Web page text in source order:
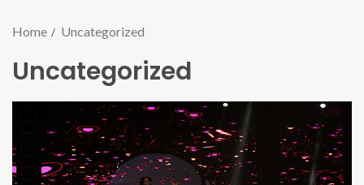
Home Uncategorized
Uncategorized